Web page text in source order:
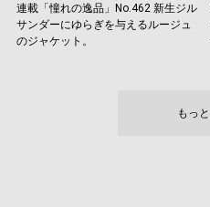
連載「憧れの逸品」No.462 新生ジル
サンダーにゆらぎを与えるルージュ
のジャケット。
もっ